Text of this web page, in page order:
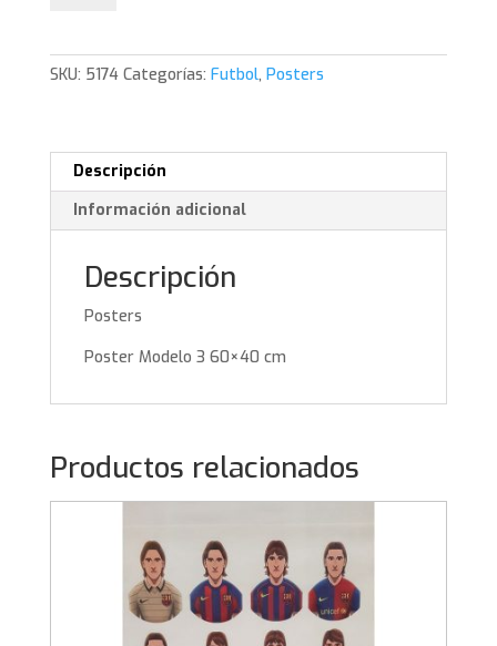
cm
SKU: 5174 Categorías: Futbol, Posters
Descripción
Información adicional
Descripción
Posters
Poster Modelo 3 60×40 cm
Productos relacionados